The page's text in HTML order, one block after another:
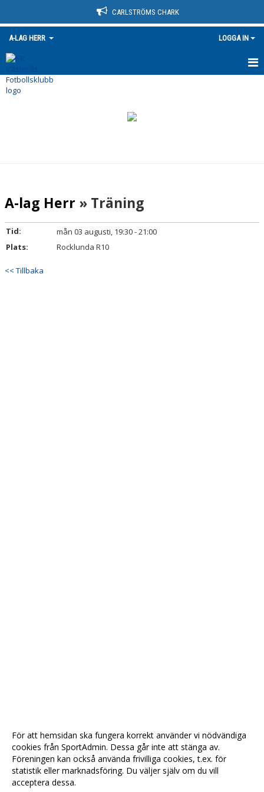
CARLSTRÖMS CHARK
A-LAG HERR LOGGA IN
HEM
BILDGALLERI
HIGHLIGHTS - MATCHER
A-lag Herr » Träning
Tid:
mån 03 augusti, 19:30 - 21:00
Plats:
Rocklunda R10
<< Tillbaka
För att hemsidan ska fungera korrekt använder vi nödvändiga
cookies från SportAdmin. Dessa går inte att stänga av.
Föreningen kan också använda frivilliga cookies, t.ex. för
statistik eller marknadsföring. Du väljer själv om du vill
acceptera dessa.